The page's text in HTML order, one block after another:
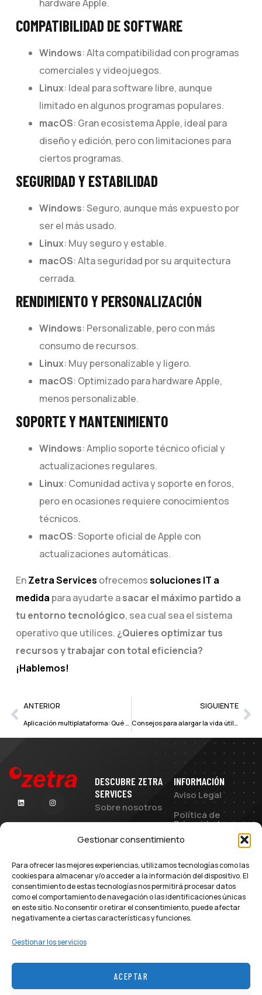
Gestionar consentimiento
Para ofrecer las mejores experiencias, utilizamos tecnologías como las
cookies para almacenar y/o acceder a la información del dispositivo. El
consentimiento de estas tecnologías nos permitirá procesar datos
como el comportamiento de navegación o las identificaciones únicas
en este sitio. No consentir o retirar el consentimiento, puede afectar
negativamente a ciertas características y funciones.
Gestionar los servicios
ACEPTAR
hardware Apple.
COMPATIBILIDAD DE SOFTWARE
Windows: Alta compatibilidad con programas
comerciales y videojuegos.
Linux: Ideal para software libre, aunque
limitado en algunos programas populares.
macOS: Gran ecosistema Apple, ideal para
diseño y edición, pero con limitaciones para
ciertos programas.
SEGURIDAD Y ESTABILIDAD
Windows: Seguro, aunque más expuesto por
ser el más usado.
Linux: Muy seguro y estable.
macOS: Alta seguridad por su arquitectura
cerrada.
RENDIMIENTO Y PERSONALIZACIÓN
Windows: Personalizable, pero con más
consumo de recursos.
Linux: Muy personalizable y ligero.
macOS: Optimizado para hardware Apple,
menos personalizable.
SOPORTE Y MANTENIMIENTO
Windows: Amplio soporte técnico oficial y
actualizaciones regulares.
Linux: Comunidad activa y soporte en foros,
pero en ocasiones requiere conocimientos
técnicos.
macOS: Soporte oficial de Apple con
actualizaciones automáticas.
EnZetra Services ofrecemossoluciones IT a
medida para ayudarte asacar el máximo partido a
tu entorno tecnológico, sea cual sea el sistema
operativo que utilices. ¿Quieres optimizar tus
recursos y trabajar con total eficiencia?
¡Hablemos!
ANTERIOR
Aplicación multiplataforma: Qué es, cómo funciona y por qué desarrollarla
SIGUIENTE
Consejos para alargar la vida útil de tus dispositivos informáticos
DESCUBRE ZETRA
SERVICES
Sobre nosotros
Mantenimiento
Integral
Novedades
Contacto
INFORMACIÓN
Aviso Legal
Política de
Privacidad
Política de
Términos y
Condiciones